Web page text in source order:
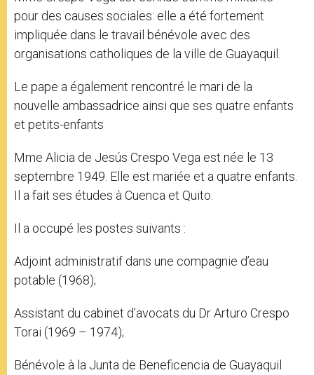
pour des causes sociales: elle a été fortement
impliquée dans le travail bénévole avec des
organisations catholiques de la ville de Guayaquil.
Le pape a également rencontré le mari de la
nouvelle ambassadrice ainsi que ses quatre enfants
et petits-enfants
Mme Alicia de Jesús Crespo Vega est née le 13
septembre 1949. Elle est mariée et a quatre enfants.
Il a fait ses études à Cuenca et Quito.
Il a occupé les postes suivants :
Adjoint administratif dans une compagnie d’eau
potable (1968);
Assistant du cabinet d’avocats du Dr Arturo Crespo
Torai (1969 – 1974);
Bénévole à la Junta de Beneficencia de Guayaquil